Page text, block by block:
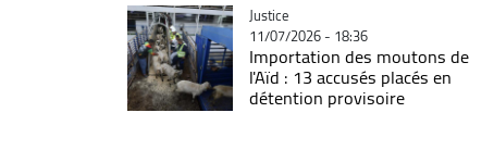
Catégorie
Justice
11/07/2026 - 18:36
Importation des moutons de
l'Aïd : 13 accusés placés en
détention provisoire